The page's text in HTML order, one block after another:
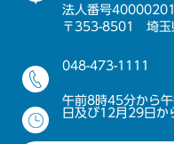
法人番号
〒353-8501 埼玉
048-473-1111
午前8時45分から
日及び12月29日か